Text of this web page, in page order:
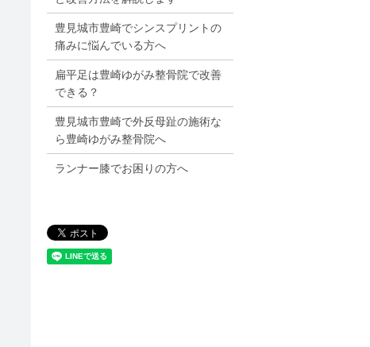
豊見城市豊崎でシンスプリントの
痛みに悩んでいる方へ
扁平足は豊崎ゆがみ整骨院で改善
できる？
豊見城市豊崎で外反母趾の施術な
ら豊崎ゆがみ整骨院へ
ランナー膝でお困りの方へ